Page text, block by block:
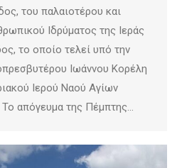
του παλαιοτέρου και
Ιδρύματος της Ιεράς
το οποίο τελεί υπό την
Ιωάννου Κορέλη
Ιερού Ναού Αγίων
απόγευμα της Πέμπτης…